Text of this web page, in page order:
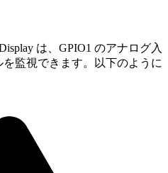
は、GPIO1 のアナログ入
監視できます。以下のように